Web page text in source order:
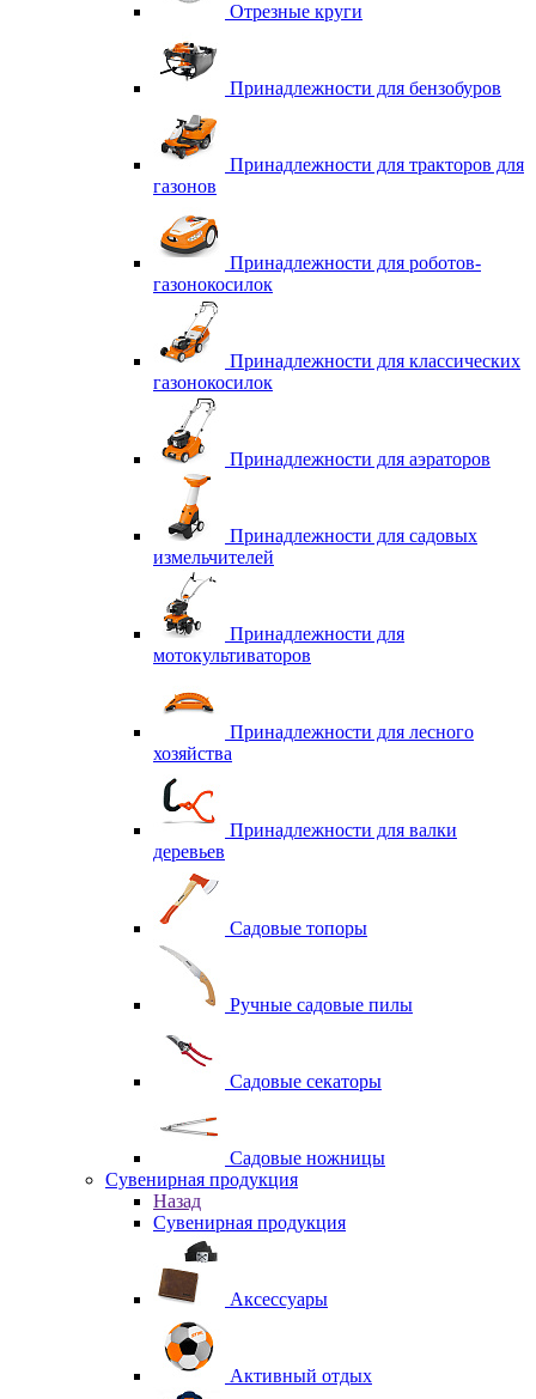
Отрезные круги
Принадлежности для бензобуров
Принадлежности для тракторов для
газонов
Принадлежности для роботов-
газонокосилок
Принадлежности для классических
газонокосилок
Принадлежности для аэраторов
Принадлежности для садовых
измельчителей
Принадлежности для
мотокультиваторов
Принадлежности для лесного
хозяйства
Принадлежности для валки
деревьев
Садовые топоры
Ручные садовые пилы
Садовые секаторы
Садовые ножницы
Сувенирная продукция
Назад
Сувенирная продукция
Аксессуары
Активный отдых